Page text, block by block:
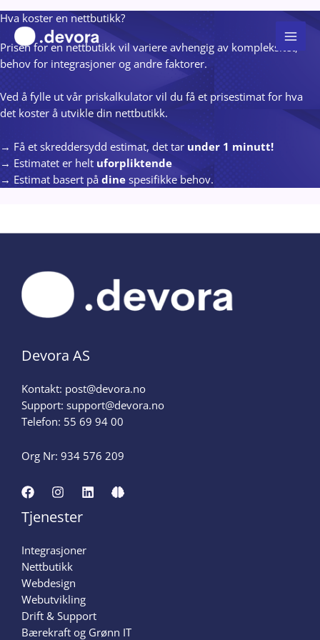
Hopp
rett
til
innholdet
Hva koster en nettbutikk?
Prisen for en nettbutikk vil variere avhengig av kompleksitet,
behov for integrasjoner og andre faktorer.
Ved å fylle ut vår priskalkulator vil du få et prisestimat for hva
det koster å utvikle din nettbutikk.
→ Få et skreddersydd estimat, det tar under 1 minutt!
→ Estimatet er helt uforpliktende
→ Estimat basert på dine spesifikke behov.
Devora AS
Kontakt: post@devora.no
Support: support@devora.no
Telefon: 55 69 94 00
Org Nr: 934 576 209
Tjenester
Integrasjoner
Nettbutikk
Webdesign
Webutvikling
Drift & Support
Bærekraft og Grønn IT